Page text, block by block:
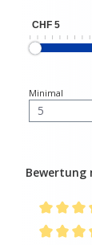
Minimal
Bewertung
Add filter: